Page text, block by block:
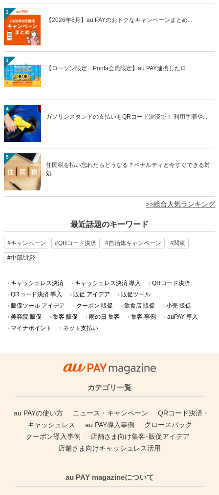
2
【2026年8月】au PAYのおトクなキャンペーンまとめ...
3
【ローソン限定・Ponta会員限定】au PAY連携したロ...
4
ガソリンスタンドの支払いもQRコード決済で！ 利用手順や...
5
住民税を払い忘れたらどうなる？ペナルティと今すぐできる対
処...
>>総合人気ランキング
最近話題のキーワード
#キャンペーン #QRコード決済 #自治体キャンペーン #関東
#中部/北陸
キャッシュレス決済 キャッシュレス決済 導入
QRコード決済
QRコード決済 導入
販促 アイデア
販促ツール
販促ツール アイデア
クーポン 販促 飲食店 販促
小売 販促
美容院 販促
集客 販促 雨の日 集客 集客 事例
auPAY 導入
マイナポイント
ネット支払い
カテゴリ一覧
au PAYの使い方 ニュース・キャンペーン
QRコード決済・
キャッシュレス
au PAY導入事例
グロースパック
クーポン導入事例
店舗さま向け集客･販促アイデア
店舗さま向けキャッシュレス活用
au PAY magazineについて